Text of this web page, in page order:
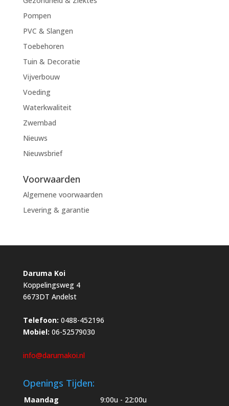
Pompen
PVC & Slangen
Toebehoren
Tuin & Decoratie
Vijverbouw
Voeding
Waterkwaliteit
Zwembad
Nieuws
Nieuwsbrief
Voorwaarden
Algemene voorwaarden
Levering & garantie
Daruma Koi
Koppelingsweg 4
6673DT Andelst
Telefoon: 0488-452196
Mobiel: 06-52579030
info@darumakoi.nl
Openings Tijden:
Maandag
9:00u - 22:00u